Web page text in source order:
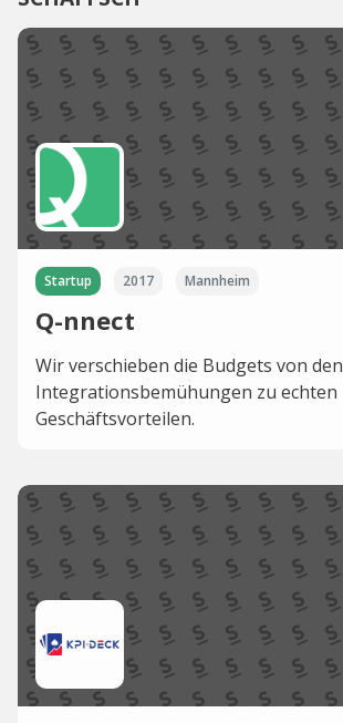
Startup 2017 Mannheim
Q-nnect
Wir verschieben die Budgets von den
Integrationsbemühungen zu echten
Geschäftsvorteilen.